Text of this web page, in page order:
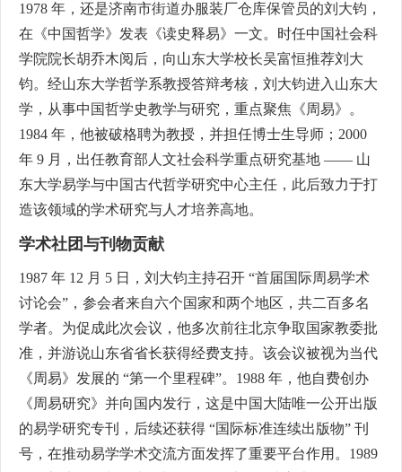
1978 年，还是济南市街道办服装厂仓库保管员的刘大钧，
在《中国哲学》发表《读史释易》一文。时任中国社会科
学院院长胡乔木阅后，向山东大学校长吴富恒推荐刘大
钧。经山东大学哲学系教授答辩考核，刘大钧进入山东大
学，从事中国哲学史教学与研究，重点聚焦《周易》。
1984 年，他被破格聘为教授，并担任博士生导师；2000
年 9 月，出任教育部人文社会科学重点研究基地 —— 山
东大学易学与中国古代哲学研究中心主任，此后致力于打
造该领域的学术研究与人才培养高地。
学术社团与刊物贡献
1987 年 12 月 5 日，刘大钧主持召开 “首届国际周易学术
讨论会”，参会者来自六个国家和两个地区，共二百多名
学者。为促成此次会议，他多次前往北京争取国家教委批
准，并游说山东省省长获得经费支持。该会议被视为当代
《周易》发展的 “第一个里程碑”。1988 年，他自费创办
《周易研究》并向国内发行，这是中国大陆唯一公开出版
的易学研究专刊，后续还获得 “国际标准连续出版物” 刊
号，在推动易学学术交流方面发挥了重要平台作用。1989